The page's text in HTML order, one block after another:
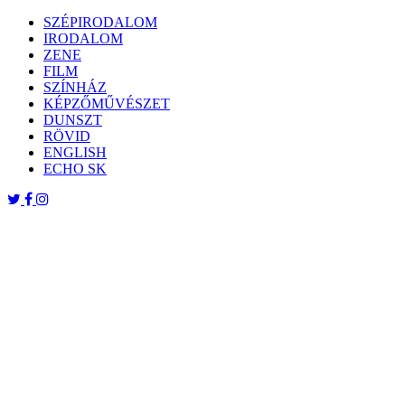
Skip
content
SZÉPIRODALOM
IRODALOM
ZENE
FILM
SZÍNHÁZ
KÉPZŐMŰVÉSZET
DUNSZT
RÖVID
ENGLISH
ECHO SK